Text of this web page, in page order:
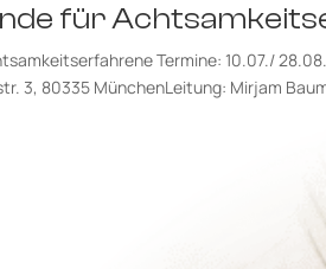
für
Termine: 10.07./
3, 80335 MünchenLeitung: Mirjam